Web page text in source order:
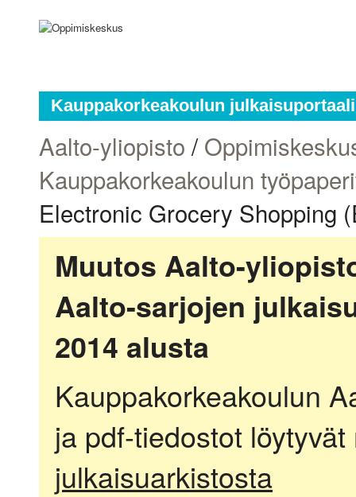
Kauppakorkeakoulun julkaisuportaali
Aalto-yliopisto /
Kauppakorkeakoulun
Electronic Grocery Shopping
Muutos Aalto-
Aalto-sarjojen
2014 alusta
Kauppakorkeakoulun
ja pdf-tiedostot
julkaisuarkistosta